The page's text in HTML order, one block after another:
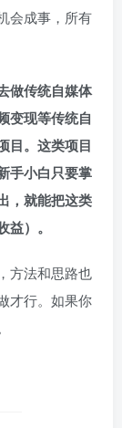
会成事，所有
做传统自媒体
变现等传统自
目。这类项目
手小白只要掌
，就能把这类
）。
方法和思路也
才行。如果你